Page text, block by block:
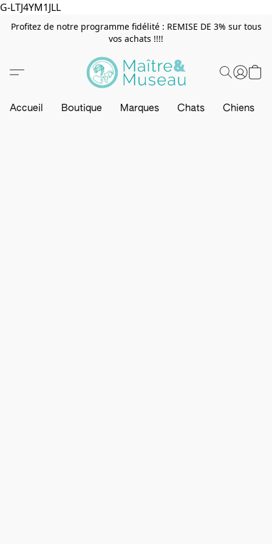
G-LTJ4YM1JLL
Profitez de notre programme fidélité : REMISE DE 3% sur tous
vos achats !!!!
Accueil Boutique Marques Chats Chiens